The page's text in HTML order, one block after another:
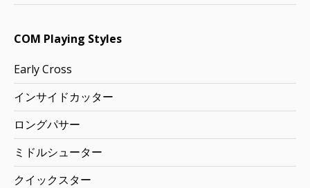
COM Playing Styles
Early Cross
インサイドカッター
ロングパサー
ミドルシューター
クイックスター